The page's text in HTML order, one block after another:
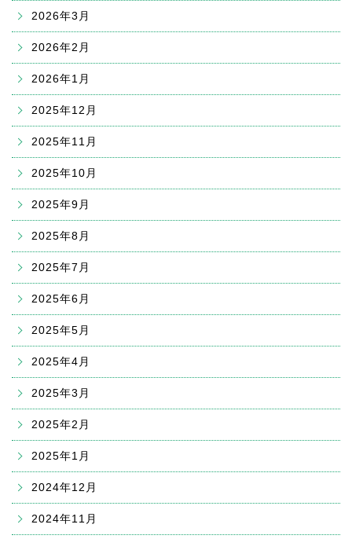
2026年3月
2026年2月
2026年1月
2025年12月
2025年11月
2025年10月
2025年9月
2025年8月
2025年7月
2025年6月
2025年5月
2025年4月
2025年3月
2025年2月
2025年1月
2024年12月
2024年11月